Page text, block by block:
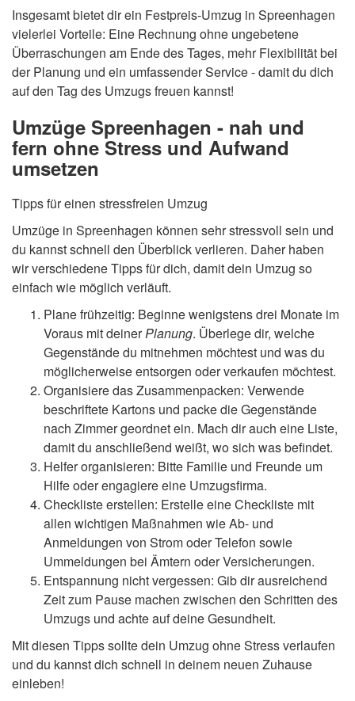
Insgesamt bietet dir ein Festpreis-Umzug in Spreenhagen
vielerlei Vorteile: Eine Rechnung ohne ungebetene
Überraschungen am Ende des Tages, mehr Flexibilität bei
der Planung und ein umfassender Service - damit du dich
auf den Tag des Umzugs freuen kannst!
Umzüge Spreenhagen - nah und
fern ohne Stress und Aufwand
umsetzen
Tipps für einen stressfreien Umzug
Umzüge in Spreenhagen können sehr stressvoll sein und
du kannst schnell den Überblick verlieren. Daher haben
wir verschiedene Tipps für dich, damit dein Umzug so
einfach wie möglich verläuft.
Plane frühzeitig: Beginne wenigstens drei Monate im
Voraus mit deinerPlanung. Überlege dir, welche
Gegenstände du mitnehmen möchtest und was du
möglicherweise entsorgen oder verkaufen möchtest.
Organisiere das Zusammenpacken: Verwende
beschriftete Kartons und packe die Gegenstände
nach Zimmer geordnet ein. Mach dir auch eine Liste,
damit du anschließend weißt, wo sich was befindet.
Helfer organisieren: Bitte Familie und Freunde um
Hilfe oder engagiere eine Umzugsfirma.
Checkliste erstellen: Erstelle eine Checkliste mit
allen wichtigen Maßnahmen wie Ab- und
Anmeldungen von Strom oder Telefon sowie
Ummeldungen bei Ämtern oder Versicherungen.
Entspannung nicht vergessen: Gib dir ausreichend
Zeit zum Pause machen zwischen den Schritten des
Umzugs und achte auf deine Gesundheit.
Mit diesen Tipps sollte dein Umzug ohne Stress verlaufen
und du kannst dich schnell in deinem neuen Zuhause
einleben!